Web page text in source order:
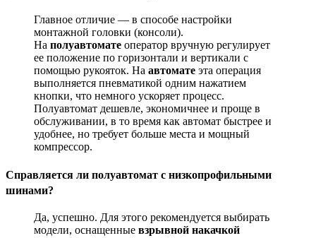
Главное отличие — в способе настройки
монтажной головки (консоли).
На полуавтомате оператор вручную регулирует
ее положение по горизонтали и вертикали с
помощью рукояток. На автомате эта операция
выполняется пневматикой одним нажатием
кнопки, что немного ускоряет процесс.
Полуавтомат дешевле, экономичнее и проще в
обслуживании, в то время как автомат быстрее и
удобнее, но требует больше места и мощный
компрессор.
Справляется ли полуавтомат с низкопрофильными
шинами?
Да, успешно. Для этого рекомендуется выбирать
модели, оснащенные взрывной накачкой